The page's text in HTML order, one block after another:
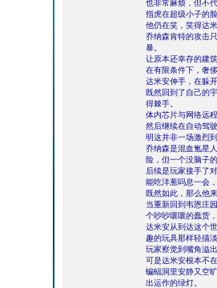
也非常麻烦，但不
指虎在超级小子的
他仍在笑，笑得达
乔纳森肯特的攻击
暴。
让原本还幸存的建
在有限条件下，奢
达米安伸手，在躲
既然回到了自己的
得棘手。
体内芯片与网络远
然后继续在自动驾
明这并非一场激烈
乔纳森是混血氪星
险，但一个没脑子
后续是玩家接手了
能吃洋葱吗息一会
既然如此，那么他
当重新回到韦恩庄
个吵吵嚷嚷的蠢货
达米安从到达这个
趣的玩具那样轻描
玩家察觉到嘴角溢
可是达米安根本不
蝙蝠洞里安静又空
出运作的绿灯。